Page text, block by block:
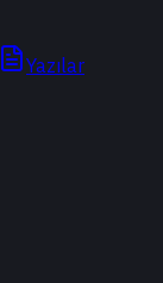
Yazılar